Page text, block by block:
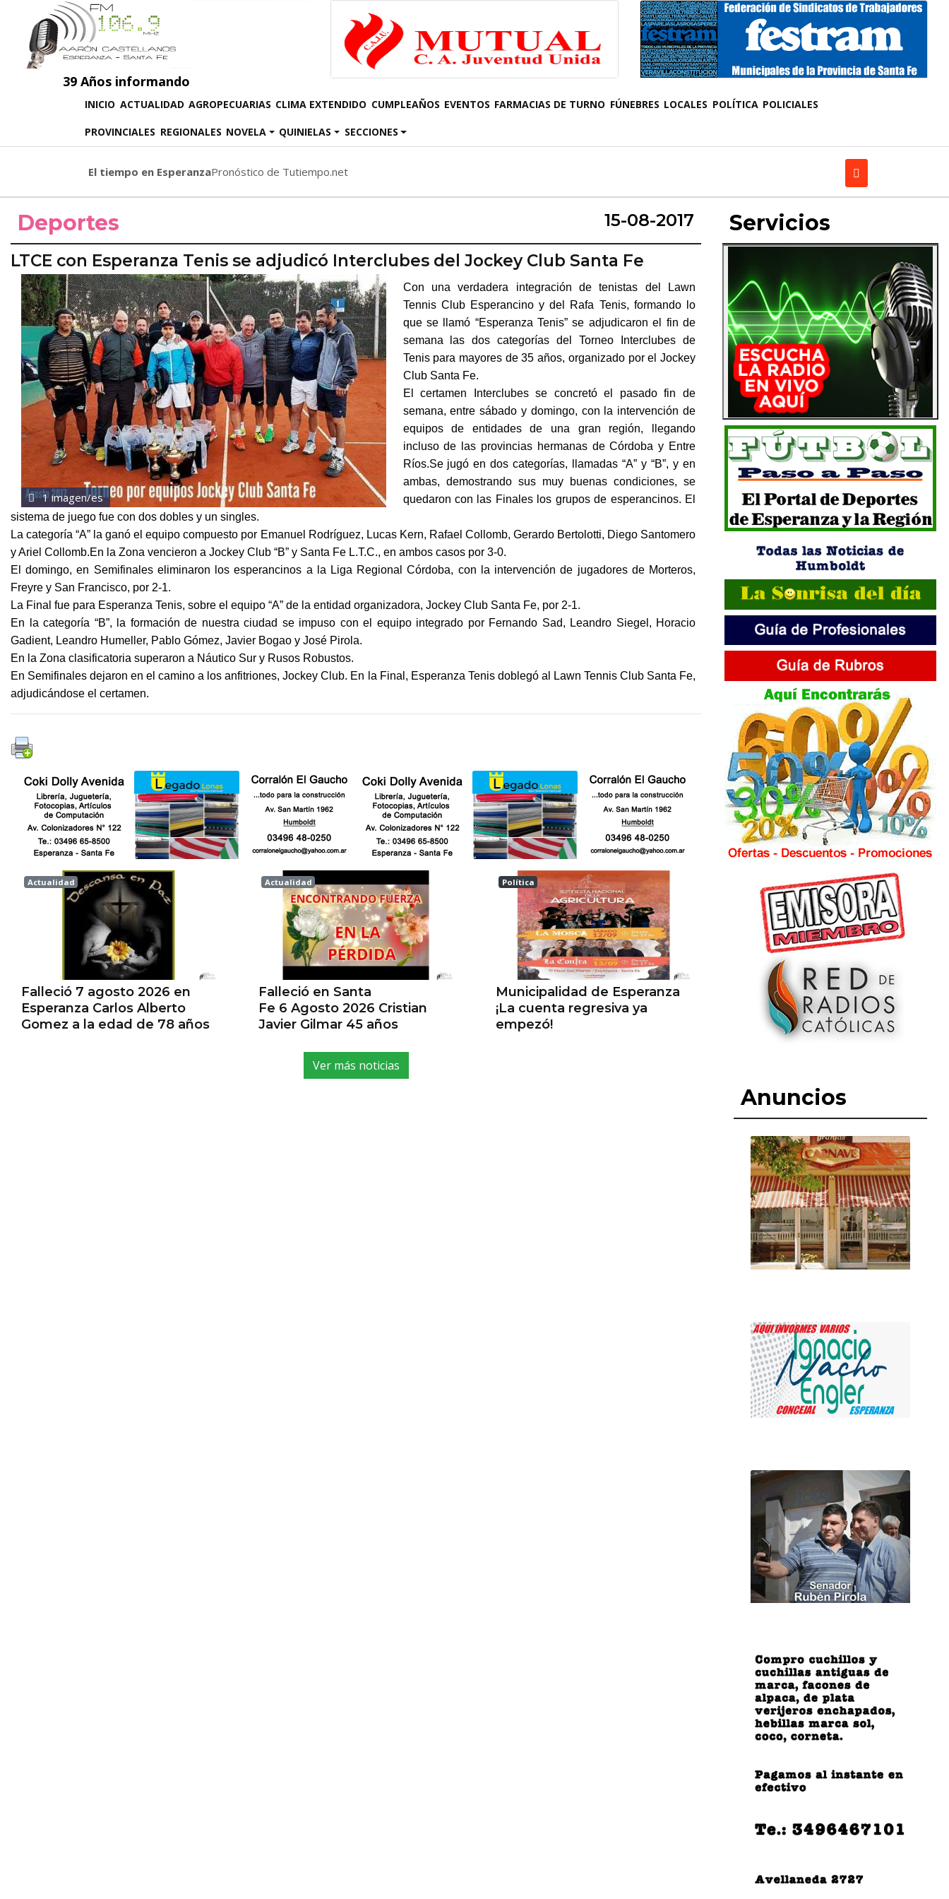
39 Años informando
INICIO (CURRENT)
ACTUALIDAD AGROPECUARIAS CLIMA EXTENDIDO CUMPLEAÑOS EVENTOS FARMACIAS DE TURNO FÚNEBRES LOCALES POLÍTICA POLICIALES
PROVINCIALES REGIONALES NOVELA QUINIELAS SECCIONES
El tiempo en EsperanzaPronóstico de Tutiempo.net
Deportes 15-08-2017
LTCE con Esperanza Tenis se adjudicó Interclubes del Jockey Club Santa Fe
1 imagen/es
Con una verdadera integración de tenistas del Lawn
Tennis Club Esperancino y del Rafa Tenis, formando lo
que se llamó “Esperanza Tenis” se adjudicaron el fin de
semana las dos categorías del Torneo Interclubes de
Tenis para mayores de 35 años, organizado por el Jockey
Club Santa Fe.
El certamen Interclubes se concretó el pasado fin de
semana, entre sábado y domingo, con la intervención de
equipos de entidades de una gran región, llegando
incluso de las provincias hermanas de Córdoba y Entre
Ríos.Se jugó en dos categorías, llamadas “A” y “B”, y en
ambas, demostrando sus muy buenas condiciones, se
quedaron con las Finales los grupos de esperancinos. El
sistema de juego fue con dos dobles y un singles.
La categoría “A” la ganó el equipo compuesto por Emanuel Rodríguez, Lucas Kern, Rafael Collomb, Gerardo Bertolotti, Diego Santomero
y Ariel Collomb.En la Zona vencieron a Jockey Club “B” y Santa Fe L.T.C., en ambos casos por 3-0.
El domingo, en Semifinales eliminaron los esperancinos a la Liga Regional Córdoba, con la intervención de jugadores de Morteros,
Freyre y San Francisco, por 2-1.
La Final fue para Esperanza Tenis, sobre el equipo “A” de la entidad organizadora, Jockey Club Santa Fe, por 2-1.
En la categoría “B”, la formación de nuestra ciudad se impuso con el equipo integrado por Fernando Sad, Leandro Siegel, Horacio
Gadient, Leandro Humeller, Pablo Gómez, Javier Bogao y José Pirola.
En la Zona clasificatoria superaron a Náutico Sur y Rusos Robustos.
En Semifinales dejaron en el camino a los anfitriones, Jockey Club. En la Final, Esperanza Tenis doblegó al Lawn Tennis Club Santa Fe,
adjudicándose el certamen.
Actualidad
Esperanza
Falleció 7 agosto 2026 en
Esperanza Carlos Alberto
Gomez a la edad de 78 años
Actualidad
Esperanza
Falleció en Santa
Fe 6 Agosto 2026 Cristian
Javier Gilmar 45 años
Política
ESPERANZA
Municipalidad de Esperanza
¡La cuenta regresiva ya
empezó!
Ver más noticias
Servicios
Anuncios